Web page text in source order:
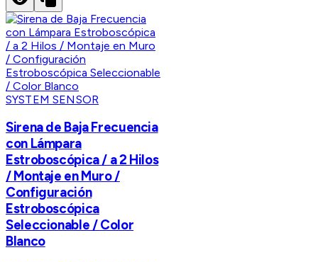
SYSTEM SENSOR
Sirena de Baja Frecuencia
con Lámpara
Estroboscópica / a 2 Hilos
/ Montaje en Muro /
Configuración
Estroboscópica
Seleccionable / Color
Blanco